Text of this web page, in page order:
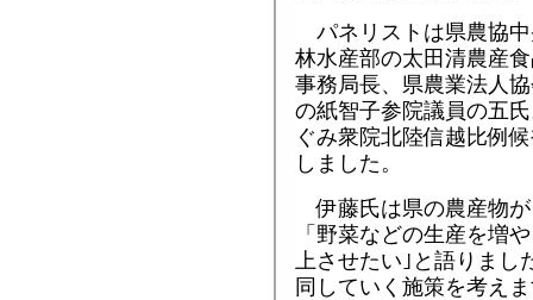
パネリストは県農協
林水産部の太田清農産
事務局長、県農業法人
の紙智子参院議員の五
ぐみ衆院北陸信越比例
しました。
伊藤氏は県の農産物
「野菜などの生産を増
上させたい｣と語りま
同していく施策を考え